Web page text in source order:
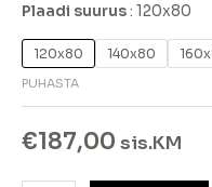
Plaadi suurus 120x80
120x80 140x80
PUHASTA
€187,00 sis.KM